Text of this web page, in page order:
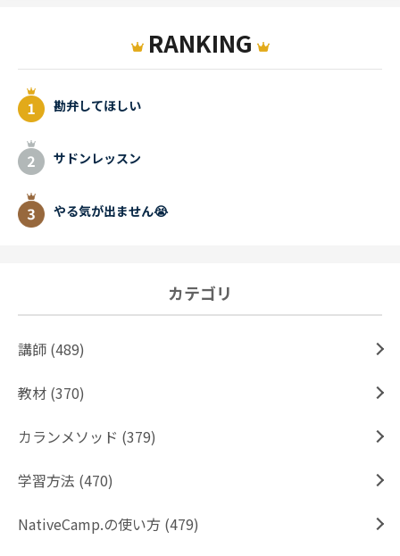
RANKING
勘弁してほしい
サドンレッスン
やる気が出ません😭
カテゴリ
講師 (489)
教材 (370)
カランメソッド (379)
学習方法 (470)
NativeCamp.の使い方 (479)